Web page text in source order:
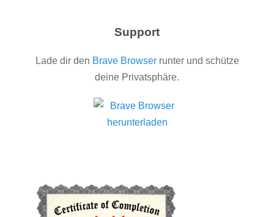
Support
Lade dir den Brave Browserrunter und schütze
deine Privatsphäre.